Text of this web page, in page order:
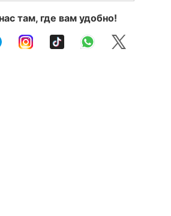
там, где вам удобно!